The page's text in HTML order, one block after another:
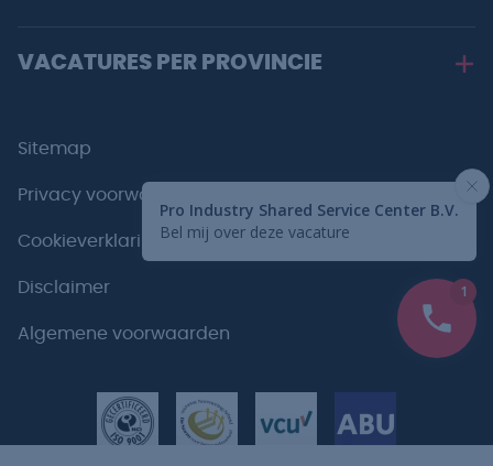
VACATURES PER PROVINCIE
Sitemap
Privacy voorwaarden
Cookieverklaring
Disclaimer
Algemene voorwaarden